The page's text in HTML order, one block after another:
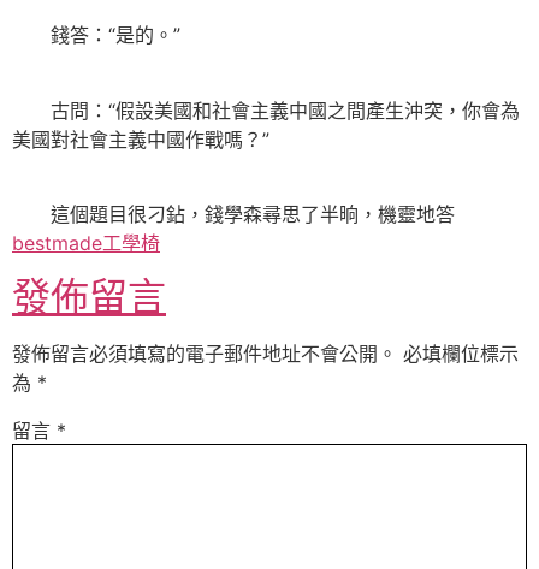
錢答：“是的。”
古問：“假設美國和社會主義中國之間產生沖突，你會為
美國對社會主義中國作戰嗎？”
這個題目很刁鉆，錢學森尋思了半晌，機靈地答
bestmade工學椅
發佈留言
發佈留言必須填寫的電子郵件地址不會公開。 必填欄位標示
為 *
留言 *